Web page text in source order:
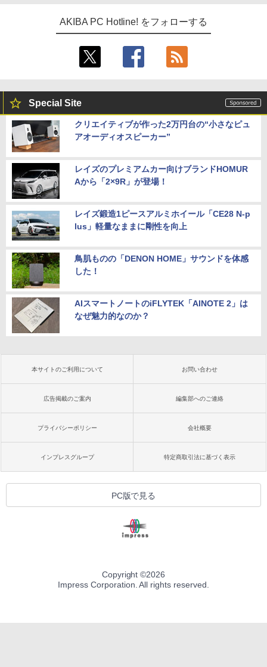
AKIBA PC Hotline! をフォローする
Special Site
クリエイティブが作った2万円台の“小さなピュ
アオーディオスピーカー”
レイズのプレミアムカー向けブランドHOMUR
Aから「2×9R」が登場！
レイズ鍛造1ピースアルミホイール「CE28 N-p
lus」軽量なままに剛性を向上
鳥肌ものの「DENON HOME」サウンドを体感
した！
AIスマートノートのiFLYTEK「AINOTE 2」は
なぜ魅力的なのか？
本サイトのご利用について お問い合わせ
広告掲載のご案内 編集部へのご連絡
プライバシーポリシー 会社概要
インプレスグループ 特定商取引法に基づく表示
PC版で見る
Copyright ©2026
Impress Corporation. All rights reserved.